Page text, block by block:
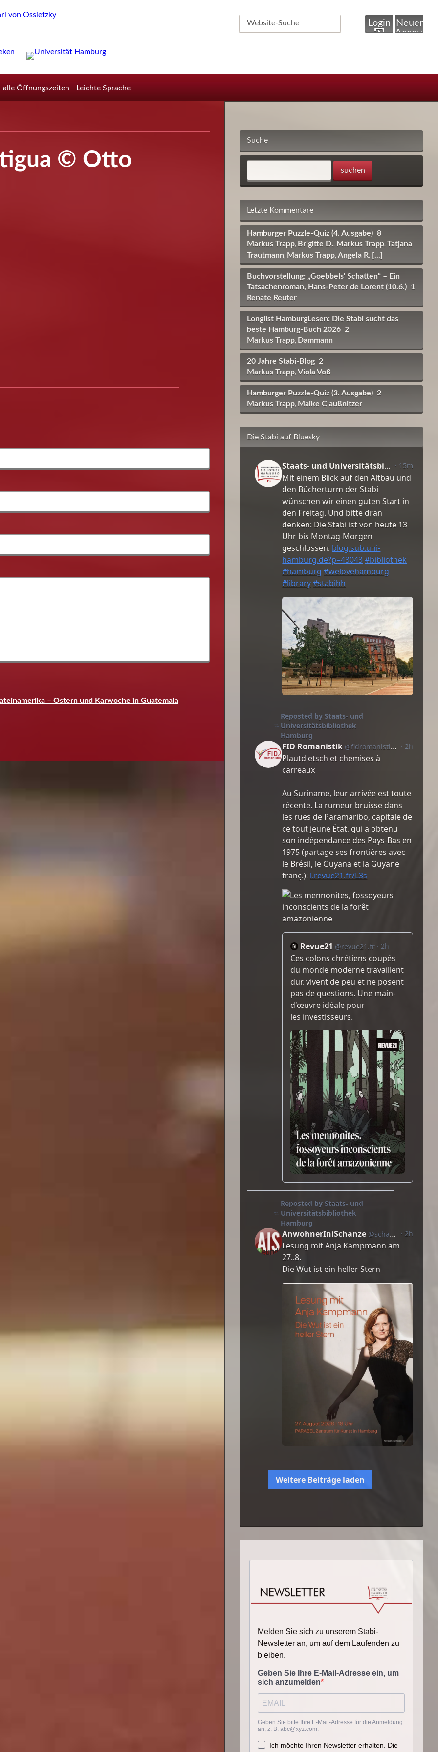
Website-
Suche
Login
Neuer
Account
alle Öffnungszeiten Leichte Sprache
© Otto
– Ostern und Karwoche in Guatemala
Suche
Letzte Kommentare
Hamburger Puzzle-Quiz (4. Ausgabe) 8
Markus Trapp, Brigitte D., Markus Trapp, Tatjana
Trautmann, Markus Trapp,Angela R. [...]
Buchvorstellung: „Goebbels' Schatten“ – Ein
Tatsachenroman, Hans-Peter de Lorent (10.6.) 1
Renate Reuter
Longlist HamburgLesen: Die Stabi sucht das
beste Hamburg-Buch 2026 2
Markus Trapp, Dammann
20 Jahre Stabi-Blog 2
Markus Trapp, Viola Voß
Hamburger Puzzle-Quiz (3. Ausgabe) 2
Markus Trapp, Maike Claußnitzer
Die Stabi auf Bluesky